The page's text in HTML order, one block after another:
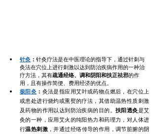
针灸 ： 针灸疗法是在中医理论的指导下，通过针刺与
灸法在穴位上进行刺激以达到防治疾病作用的一种治
疗方法，其有疏通经络、调和阴阳和扶正祛邪的作
用，且有操作简便、费用经济的优点。
极阳灸 ： 灸法是指应用艾叶或药物点燃后，在穴位上
或患处进行烧灼或熏熨的疗法，其借助温热性质刺激
及药物的作用以达到防治疾病的目的。 扶阳透灸是艾
灸的一种，应用艾火的纯阳热力和药理力，对人体进
行温热刺激 ，并通过经络传导的作用，调节脏腑的阴